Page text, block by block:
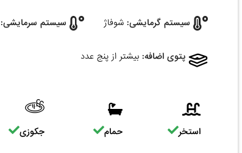
سیستم گرمایشی: شوفاژ سیستم سرمایشی:
پتوی اضافه: بیشتر از پنج عدد
استخر حمام جکوزی